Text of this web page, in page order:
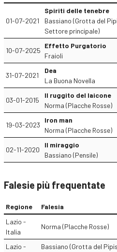
01-07-2021
Spiriti delle tenebre
Bassiano (Grotta del
Settore principale)
10-07-2025
Effetto Purgatorio
Fraioli
31-07-2021
Dea
La Buona Novella
03-01-2015
Il ruggito del laicone
Norma (Placche Rosse)
19-03-2023
Iron man
Norma (Placche Rosse)
02-11-2020
Il miraggio
Bassiano (Pensile)
Falesie più frequentate
Regione Falesia
Lazio -
Italia
Norma (Placche Rosse)
Lazio -
Bassiano (Grotta del